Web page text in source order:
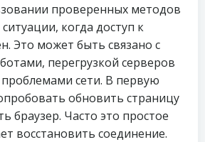
проверенных методов
когда доступ к
Это может быть связано с
перегрузкой серверов
сети. В первую
обновить страницу
браузер. Часто это простое
восстановить соединение.